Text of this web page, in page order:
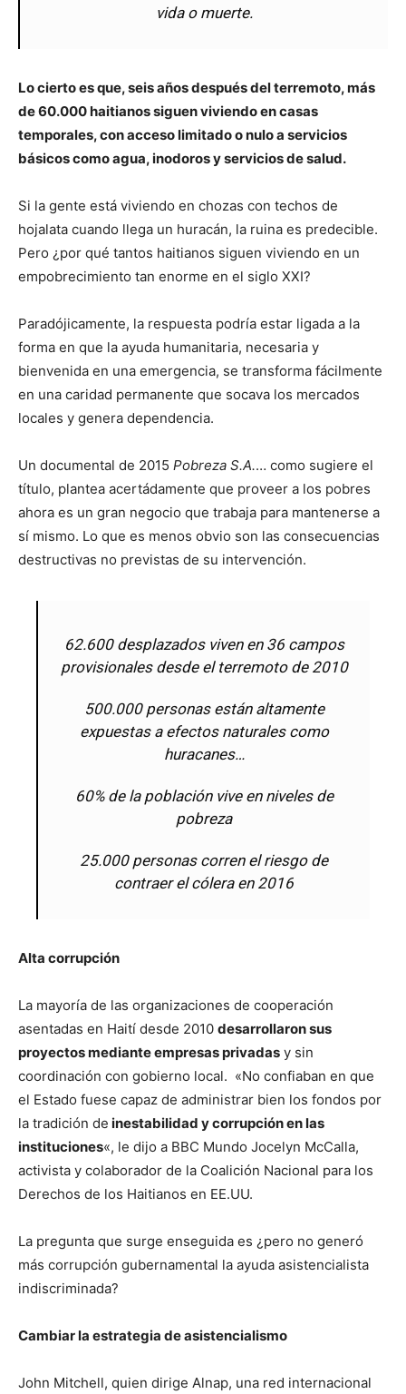
vida o muerte.
Lo cierto es que, seis años después del terremoto, más
de 60.000 haitianos siguen viviendo en casas
temporales, con acceso limitado o nulo a servicios
básicos como agua, inodoros y servicios de salud.
Si la gente está viviendo en chozas con techos de
hojalata cuando llega un huracán, la ruina es predecible.
Pero ¿por qué tantos haitianos siguen viviendo en un
empobrecimiento tan enorme en el siglo XXI?
Paradójicamente, la respuesta podría estar ligada a la
forma en que la ayuda humanitaria, necesaria y
bienvenida en una emergencia, se transforma fácilmente
en una caridad permanente que socava los mercados
locales y genera dependencia.
Un documental de 2015 Pobreza S.A.… como sugiere el
título, plantea acertádamente que proveer a los pobres
ahora es un gran negocio que trabaja para mantenerse a
sí mismo. Lo que es menos obvio son las consecuencias
destructivas no previstas de su intervención.
62.600 desplazados viven en 36 campos
provisionales desde el terremoto de 2010
500.000 personas están altamente
expuestas a efectos naturales como
huracanes…
60% de la población vive en niveles de
pobreza
25.000 personas corren el riesgo de
contraer el cólera en 2016
Alta corrupción
La mayoría de las organizaciones de cooperación
asentadas en Haití desde 2010 desarrollaron sus
proyectos mediante empresas privadas y sin
coordinación con gobierno local. «No confiaban en que
el Estado fuese capaz de administrar bien los fondos por
la tradición de inestabilidad y corrupción en las
instituciones«, le dijo a BBC Mundo Jocelyn McCalla,
activista y colaborador de la Coalición Nacional para los
Derechos de los Haitianos en EE.UU.
La pregunta que surge enseguida es ¿pero no generó
más corrupción gubernamental la ayuda asistencialista
indiscriminada?
Cambiar la estrategia de asistencialismo
John Mitchell, quien dirige Alnap, una red internacional